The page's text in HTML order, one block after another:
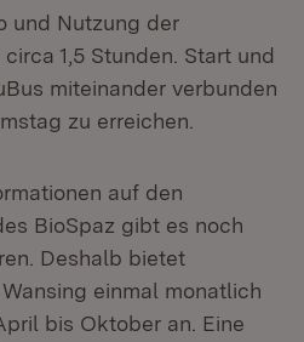
und Nutzung der
1,5 Stunden. Start und
miteinander verbunden
zu erreichen.
auf den
BioSpaz gibt es noch
Deshalb bietet
einmal monatlich
bis Oktober an. Eine